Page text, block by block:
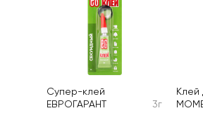
Супер-клей
ЕВРОГАРАНТ
3г
Клей